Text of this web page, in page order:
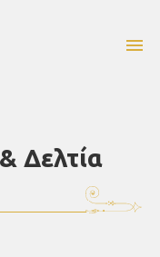
menu
Δελτία